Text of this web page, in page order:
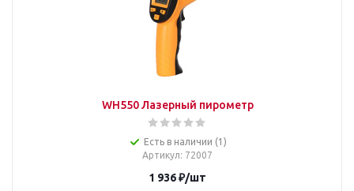
WH550 Лазерный пирометр
Есть в наличии (1)
Артикул: 72007
1 936₽/шт